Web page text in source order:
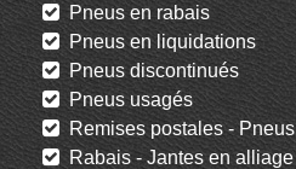
Pneus en rabais
Pneus en liquidations
Pneus discontinués
Pneus usagés
Remises postales - Pneus
Rabais - Jantes en alliage